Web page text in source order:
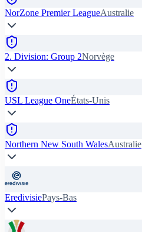
NorZone Premier LeagueAustralie
2. Division: Group 2Norvège
USL League OneÉtats-Unis
Northern New South WalesAustralie
EredivisiePays-Bas